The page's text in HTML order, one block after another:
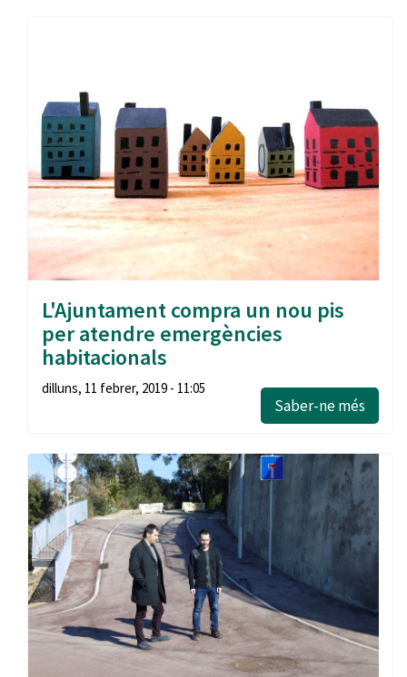
L'Ajuntament compra un nou pis
per atendre emergències
habitacionals
dilluns, 11 febrer, 2019 - 11:05
Saber-ne més